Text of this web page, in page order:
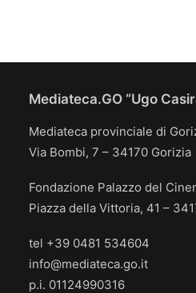
Mediateca.GO “Ugo
Mediateca provinciale di
Via Bombi, 7 – 34170 Gorizia
Fondazione Palazzo del
Piazza della Vittoria, 41 –
tel +39 0481 534604
info@mediateca.go.it
p.i. 01124990316